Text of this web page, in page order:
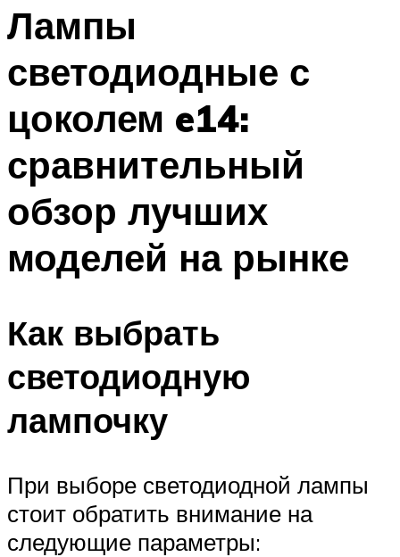
Лампы
светодиодные с
цоколем e14:
сравнительный
обзор лучших
моделей на рынке
Как выбрать
светодиодную
лампочку
При выборе светодиодной лампы
стоит обратить внимание на
следующие параметры: